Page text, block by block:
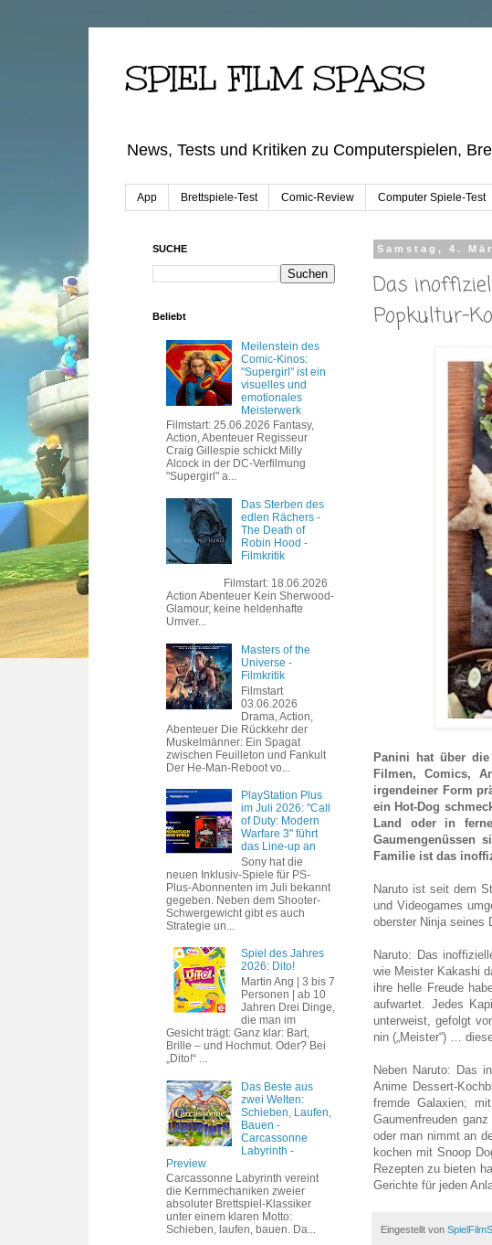
SPIEL FILM SPASS
News, Tests und Kritiken zu Computerspielen,
App Brettspiele-Test Comic-Review Computer Spiele-Test
Samstag, 4.
Das
Popkultur-
Panini hat über
Filmen, Comics,
irgendeiner Form
ein Hot-Dog
Land oder in
Gaumengenüssen
Familie ist das
Naruto ist seit dem
und Videogames
oberster Ninja seines
Naruto: Das
wie Meister Kakashi
ihre helle Freude
aufwartet. Jedes
unterweist, gefolgt
nin („Meister“) …
Neben Naruto: Das
Anime Dessert-
fremde Galaxien;
Gaumenfreuden
oder man nimmt an
kochen mit Snoop
Rezepten zu bieten
Gerichte für jeden
Eingestellt von
SUCHE
Beliebt
Meilenstein des
Comic-Kinos:
"Supergirl" ist ein
visuelles und
emotionales
Meisterwerk
Filmstart: 25.06.2026 Fantasy,
Action, Abenteuer Regisseur
Craig Gillespie schickt Milly
Alcock in der DC-Verfilmung
"Supergirl" a...
Das Sterben des
edlen Rächers -
The Death of
Robin Hood -
Filmkritik
Filmstart: 18.06.2026
Action Abenteuer Kein Sherwood-
Glamour, keine heldenhafte
Umver...
Masters of the
Universe -
Filmkritik
Filmstart
03.06.2026
Drama, Action,
Abenteuer Die Rückkehr der
Muskelmänner: Ein Spagat
zwischen Feuilleton und Fankult
Der He-Man-Reboot vo...
PlayStation Plus
im Juli 2026: "Call
of Duty: Modern
Warfare 3" führt
das Line-up an
Sony hat die
neuen Inklusiv-Spiele für PS-
Plus-Abonnenten im Juli bekannt
gegeben. Neben dem Shooter-
Schwergewicht gibt es auch
Strategie un...
Spiel des Jahres
2026: Dito!
Martin Ang | 3 bis 7
Personen | ab 10
Jahren Drei Dinge,
die man im
Gesicht trägt: Ganz klar: Bart,
Brille – und Hochmut. Oder? Bei
„Dito!“ ...
Das Beste aus
zwei Welten:
Schieben, Laufen,
Bauen -
Carcassonne
Labyrinth -
Preview
Carcassonne Labyrinth vereint
die Kernmechaniken zweier
absoluter Brettspiel-Klassiker
unter einem klaren Motto:
Schieben, laufen, bauen. Da...